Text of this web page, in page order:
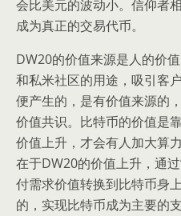
会比美元的波动小。信仰者
成为真正的交易代币。
DW20的价值来源是人的价
和私米社区的用途，吸引客
便产生的，是有价值来源的
价值共识。比特币的价值是
价值上升，才会有人加大算
在于DW20的价值上升，通
付需求价值转换到比特币身
的，实现比特币成为主要的